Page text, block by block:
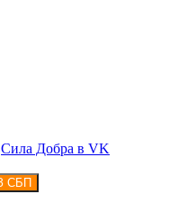
Сила Добра в VK